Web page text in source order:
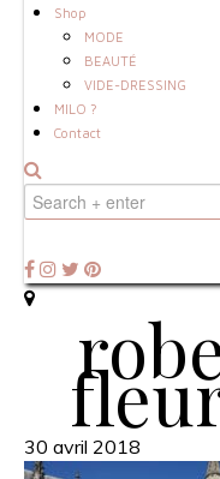
Shop
MODE
BEAUTÉ
VIDE-DRESSING
MILO ?
Contact
30 avril 2018